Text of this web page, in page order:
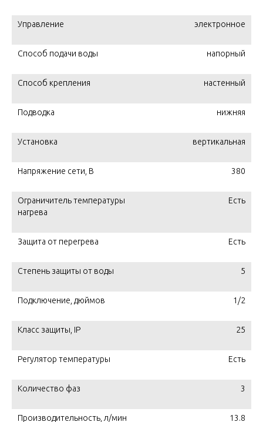
Управление электронное
Способ подачи воды напорный
Способ крепления настенный
Подводка нижняя
Установка вертикальная
Напряжение сети, В 380
Ограничитель температуры
нагрева
Есть
Защита от перегрева Есть
Степень защиты от воды 5
Подключение, дюймов 1/2
Класс защиты, IP 25
Регулятор температуры Есть
Количество фаз 3
Производительность, л/мин 13.8